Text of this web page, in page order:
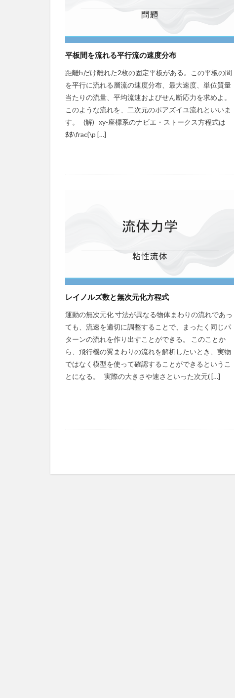
平板間を流れる平行流の速度分布
距離hだけ離れた2枚の固定平板がある。この平板の間
を平行に流れる層流の速度分布、最大速度、単位質量
当たりの流量、平均流速およびせん断応力を求めよ。
このような流れを、二次元のポアズイユ流れといいま
す。 (解) xy-座標系のナビエ・ストークス方程式は
$$\frac{\p […]
レイノルズ数と無次元化方程式
運動の無次元化 寸法が異なる物体まわりの流れであっ
ても、流速を適切に調整することで、まったく同じパ
ターンの流れを作り出すことができる。 このことか
ら、飛行機の翼まわりの流れを解析したいとき、実物
ではなく模型を使って確認することができるというこ
とになる。 実際の大きさや速さといった次元( […]